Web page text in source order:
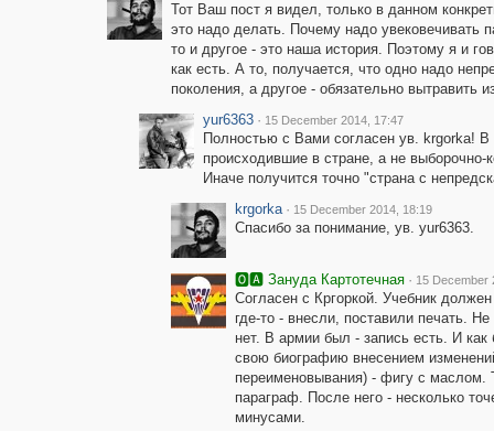
Тот Ваш пост я видел, только в данном
это надо делать. Почему надо увековечивать
то и другое - это наша история. Поэтому я и
как есть. А то, получается, что одно надо
поколения, а другое - обязательно вытравить
yur6363 · 15 December 2014, 17:47
Полностью с Вами согласен ув. krgorka!
происходившие в стране, а не
Иначе получится точно "страна с
krgorka · 15 December 2014, 18:19
Спасибо за понимание, ув. yur6363.
🅾🅰 Зануда Картотечная · 15 December
Согласен с Кргоркой. Учебник
где-то - внесли, поставили печать.
нет. В армии был - запись есть. И
свою биографию внесением
переименовывания) - фигу с
параграф. После него - несколько
минусами.